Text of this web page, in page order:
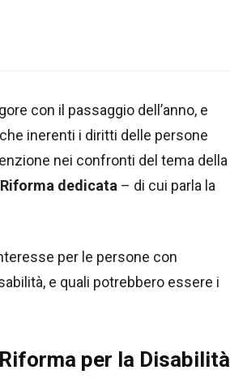
con il passaggio dell’anno, e
inerenti i diritti delle persone
nei confronti del tema della
Riforma dedicata – di cui parla la
per le persone con
e quali potrebbero essere i
per la Disabilità